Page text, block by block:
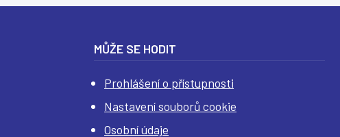
MŮŽE SE HODIT
Prohlášení o přístupnosti
Nastavení souborů cookie
Osobní údaje